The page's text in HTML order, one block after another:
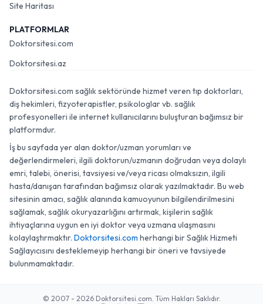
Site Haritası
PLATFORMLAR
Doktorsitesi.com
Doktorsitesi.az
Doktorsitesi.com sağlık sektöründe hizmet veren tıp doktorları,
diş hekimleri, fizyoterapistler, psikologlar vb. sağlık
profesyonelleri ile internet kullanıcılarını buluşturan bağımsız bir
platformdur.
İş bu sayfada yer alan doktor/uzman yorumları ve
değerlendirmeleri, ilgili doktorun/uzmanın doğrudan veya dolaylı
emri, talebi, önerisi, tavsiyesi ve/veya ricası olmaksızın, ilgili
hasta/danışan tarafından bağımsız olarak yazılmaktadır. Bu web
sitesinin amacı, sağlık alanında kamuoyunun bilgilendirilmesini
sağlamak, sağlık okuryazarlığını artırmak, kişilerin sağlık
ihtiyaçlarına uygun en iyi doktor veya uzmana ulaşmasını
kolaylaştırmaktır. Doktorsitesi.com herhangi bir Sağlık Hizmeti
Sağlayıcısını desteklemeyip herhangi bir öneri ve tavsiyede
bulunmamaktadır.
© 2007 - 2026 Doktorsitesi.com. Tüm Hakları Saklıdır.